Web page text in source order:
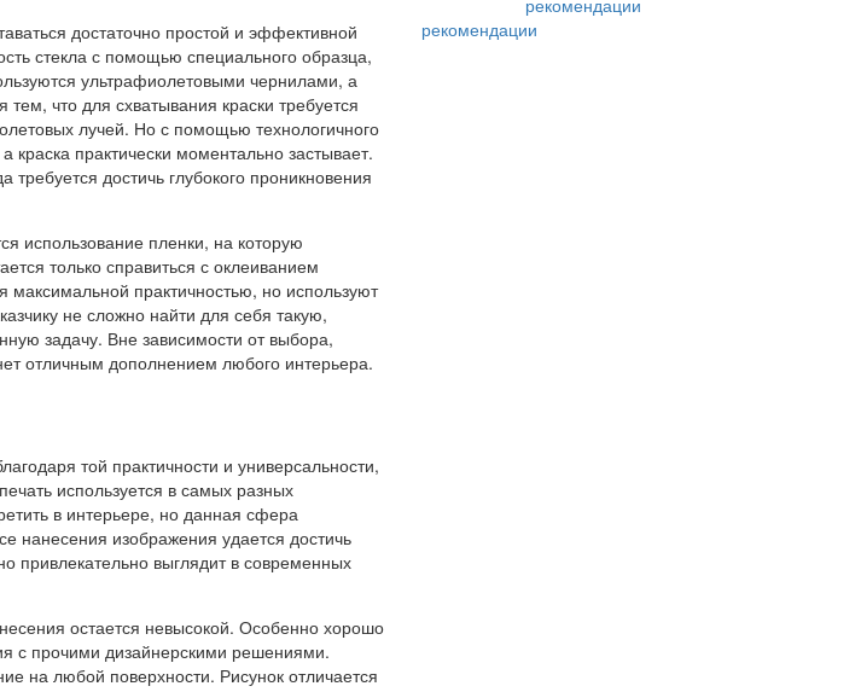
достаточно простой и эффективной
стекла с помощью специального образца,
ультрафиолетовыми чернилами, а
что для схватывания краски требуется
лучей. Но с помощью технологичного
практически моментально застывает.
достичь глубокого проникновения
использование пленки, на которую
только справиться с оклеиванием
максимальной практичностью, но используют
не сложно найти для себя такую,
задачу. Вне зависимости от выбора,
отличным дополнением любого интерьера.
той практичности и универсальности,
используется в самых разных
в интерьере, но данная сфера
нанесения изображения удается достичь
привлекательно выглядит в современных
остается невысокой. Особенно хорошо
с прочими дизайнерскими решениями.
на любой поверхности. Рисунок отличается
рекомендации